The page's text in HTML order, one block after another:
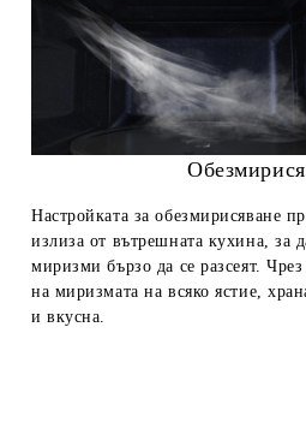
Настройката за обезмирисяване
излиза от вътрешната кухина, за
миризми бързо да се разсеят.
на миризмата на всяко ястие,
и вкусна.